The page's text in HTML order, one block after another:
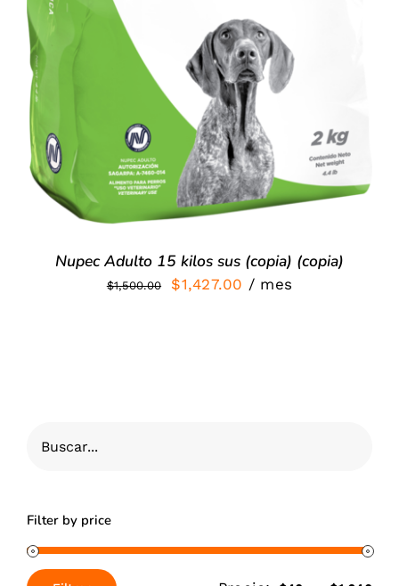
Nupec Adulto 15 kilos sus (copia) (copia)
$1,500.00
El
$1,427.00 El
/ mes
Filter by price